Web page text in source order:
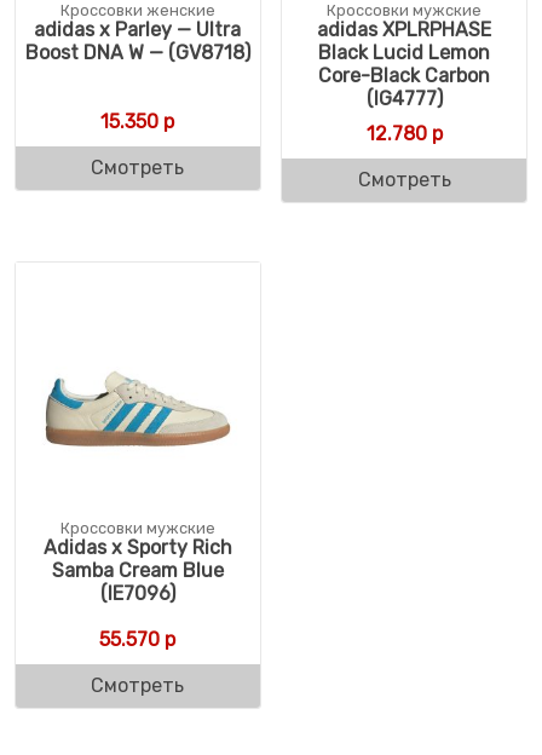
Кроссовки женские
adidas x Parley — Ultra
Boost DNA W — (GV8718)
15.350 р
Смотреть
Кроссовки мужские
adidas XPLRPHASE
Black Lucid Lemon
Core-Black Carbon
(IG4777)
12.780р
Смотреть
Кроссовки мужские
Adidas x Sporty Rich
Samba Cream Blue
(IE7096)
55.570 р
Смотреть